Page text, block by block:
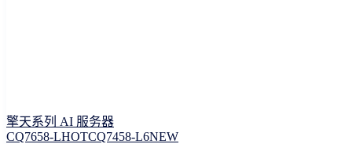
擎天系列 AI 服务器
CQ7658-LHOTCQ7458-L6NEW